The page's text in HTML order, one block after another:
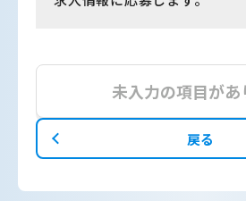
未入力の項目があ
戻る